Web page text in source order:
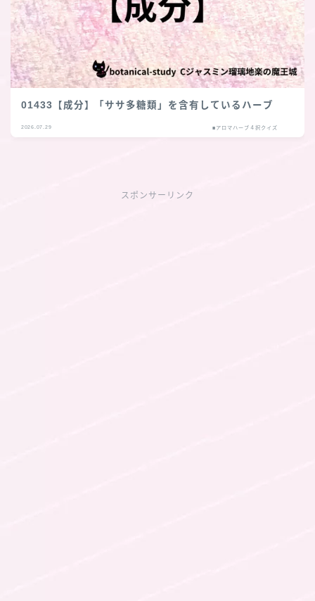
01433【成分】「ササ多糖類」を含有しているハーブ
2026.07.29 ■アロマハーブ４択クイズ
スポンサーリンク